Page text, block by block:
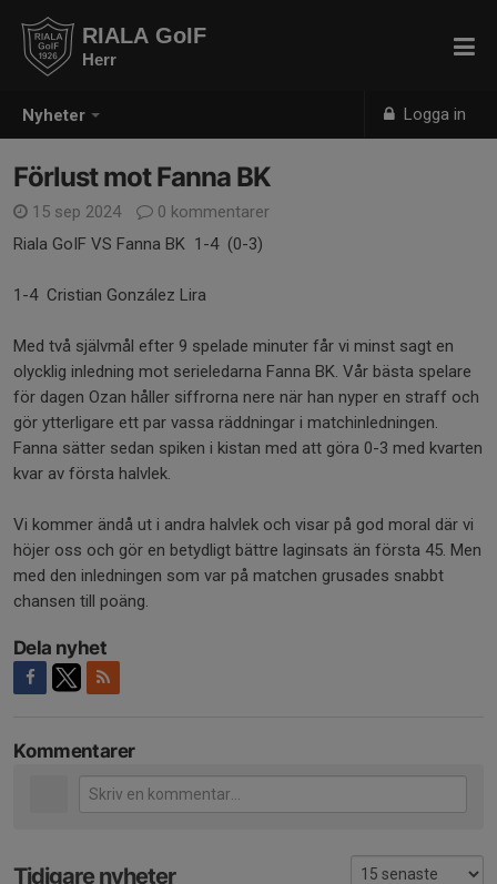
Nyheter Logga in
RIALA GoIF
Herr
Förlust mot Fanna BK
15 sep 2024
0 kommentarer
Riala GoIF VS Fanna BK 1-4 (0-3)
1-4 Cristian González Lira
Med två självmål efter 9 spelade minuter får vi minst sagt en
olycklig inledning mot serieledarna Fanna BK. Vår bästa spelare
för dagen Ozan håller siffrorna nere när han nyper en straff och
gör ytterligare ett par vassa räddningar i matchinledningen.
Fanna sätter sedan spiken i kistan med att göra 0-3 med kvarten
kvar av första halvlek.
Vi kommer ändå ut i andra halvlek och visar på god moral där vi
höjer oss och gör en betydligt bättre laginsats än första 45. Men
med den inledningen som var på matchen grusades snabbt
chansen till poäng.
Dela nyhet
Kommentarer
Tidigare nyheter